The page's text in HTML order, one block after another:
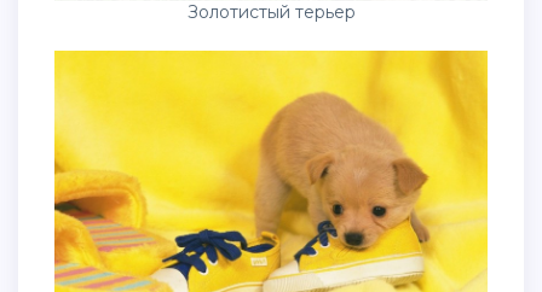
Золотистый терьер